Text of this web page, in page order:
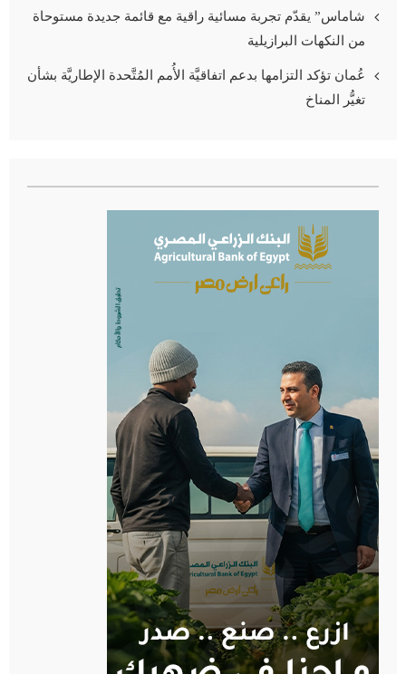
شاماس” يقدّم تجربة مسائية راقية مع قائمة جديدة مستوحاة
من النكهات البرازيلية
عُمان تؤكد التزامها بدعم اتفاقيَّة الأُمم المُتَّحدة الإطاريَّة بشأن
تغيُّر المناخ